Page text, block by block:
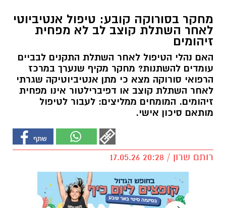
מחקר בסורוקה קובע: טיפול אנטיביוטי
לאחר השתלת קוצב לב לא מפחית
זיהומים
האם נהלי הטיפול לאחר השתלת התקנים לבביים
עומדים להשתנות? מחקר מקיף שנערך במרכז
הרפואי סורוקה מצא כי מתן אנטיביוטיקה שגרתי
לאחר השתלת קוצב או דפיברילטור אינו מפחית
זיהומים. המומחים ממליצים: לעבור לטיפול
מותאם סיכון אישי.
רותם שרון / 20:28 17.05.26